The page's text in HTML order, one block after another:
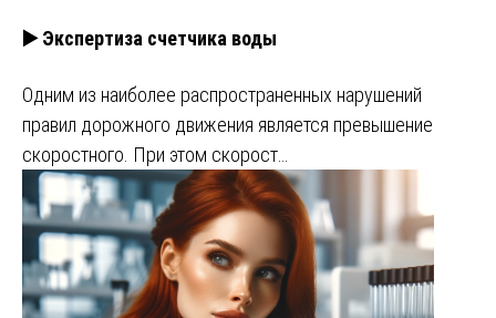
▶️ Экспертиза счетчика воды
Одним из наиболее распространенных нарушений
правил дорожного движения является превышение
скоростного. При этом скорост…